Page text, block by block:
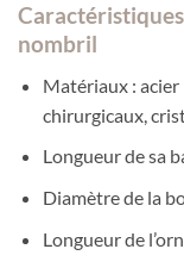
nombril
Matériaux :
chirurgicaux,
Longueur de sa
Diamètre de la
Longueur de